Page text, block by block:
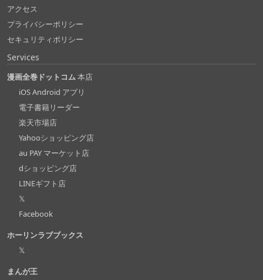
アクセス
プライバシーポリシー
セキュリティポリシー
Services
漫画全巻ドットコム本店
iOS Android アプリ
電子書籍リーダー
楽天市場店
Yahooショッピング店
au PAY マーケット店
dショッピング店
LINEギフト店
𝕏
Facebook
ホーリンラブブックス
𝕏
まんが王